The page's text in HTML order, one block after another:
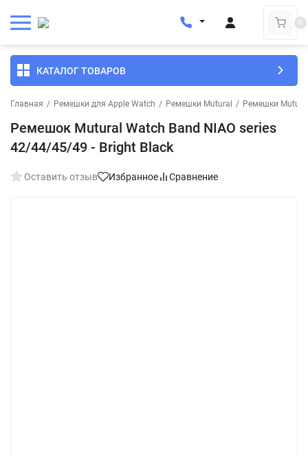
0
КАТАЛОГ ТОВАРОВ
Главная / Ремешки для Apple Watch / Ремешки Mutural / Ремешки
Ремешок Mutural Watch Band NIAO series
42/44/45/49 - Bright Black
Оставить отзыв Избранное Сравнение